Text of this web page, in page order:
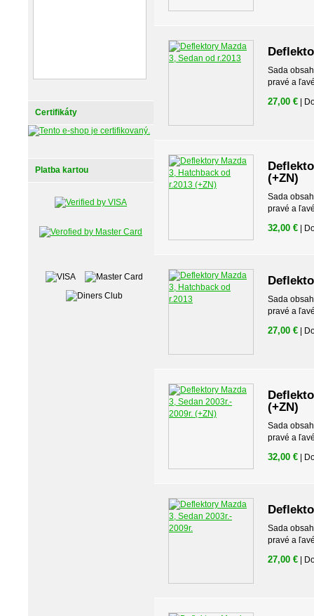
Certifikáty
Platba kartou
Sada
pravé a
27,00 € |
(+ZN)
Sada
pravé a
32,00 € |
Sada
pravé a
27,00 € |
(+ZN)
Sada
pravé a
32,00 € |
Sada
pravé a
27,00 € |